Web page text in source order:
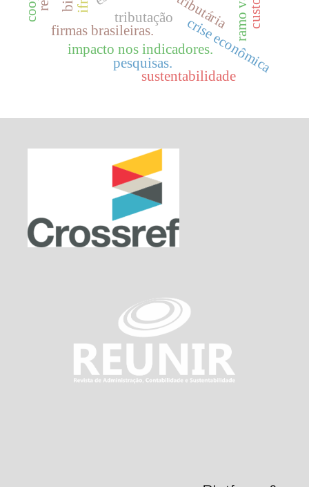
tributação
firmas brasileiras. crise econômica
impacto nos indicadores.
pesquisas.
sustentabilidade